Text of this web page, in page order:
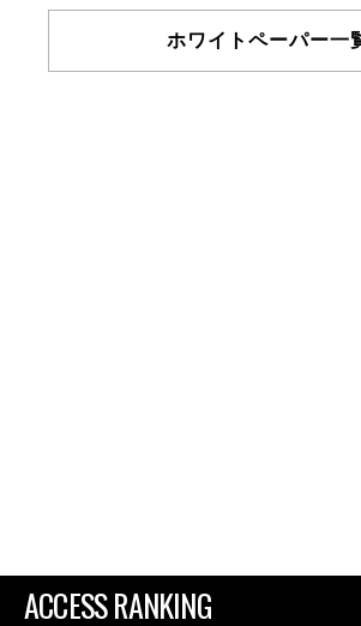
ホワイトペーパー一
ACCESS RANKING